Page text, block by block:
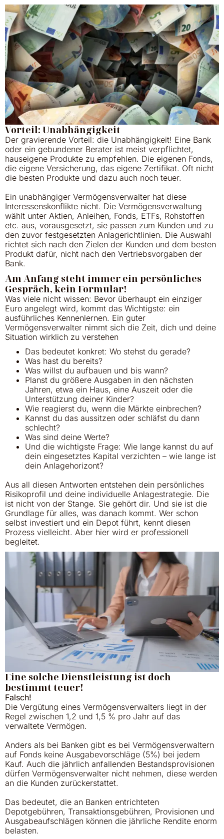
Vorteil: Unabhängigkeit
Der gravierende Vorteil: die Unabhängigkeit! Eine Bank
oder ein gebundener Berater ist meist verpflichtet,
hauseigene Produkte zu empfehlen. Die eigenen Fonds,
die eigene Versicherung, das eigene Zertifikat. Oft nicht
die besten Produkte und dazu auch noch teuer.
Ein unabhängiger Vermögensverwalter hat diese
Interessenskonflikte nicht. Die Vermögensverwaltung
wählt unter Aktien, Anleihen, Fonds, ETFs, Rohstoffen
etc. aus, vorausgesetzt, sie passen zum Kunden und zu
den zuvor festgesetzten Anlagerichtlinien. Die Auswahl
richtet sich nach den Zielen der Kunden und dem besten
Produkt dafür, nicht nach den Vertriebsvorgaben der
Bank.
Am Anfang steht immer ein persönliches
Gespräch, kein Formular!
Was viele nicht wissen: Bevor überhaupt ein einziger
Euro angelegt wird, kommt das Wichtigste: ein
ausführliches Kennenlernen. Ein guter
Vermögensverwalter nimmt sich die Zeit, dich und deine
Situation wirklich zu verstehen
Das bedeutet konkret: Wo stehst du gerade?
Was hast du bereits?
Was willst du aufbauen und bis wann?
Planst du größere Ausgaben in den nächsten
Jahren, etwa ein Haus, eine Auszeit oder die
Unterstützung deiner Kinder?
Wie reagierst du, wenn die Märkte einbrechen?
Kannst du das aussitzen oder schläfst du dann
schlecht?
Was sind deine Werte?
Und die wichtigste Frage: Wie lange kannst du auf
dein eingesetztes Kapital verzichten – wie lange ist
dein Anlagehorizont?
Aus all diesen Antworten entstehen dein persönliches
Risikoprofil und deine individuelle Anlagestrategie. Die
ist nicht von der Stange. Sie gehört dir. Und sie ist die
Grundlage für alles, was danach kommt. Wer schon
selbst investiert und ein Depot führt, kennt diesen
Prozess vielleicht. Aber hier wird er professionell
begleitet.
Eine solche Dienstleistung ist doch
bestimmt teuer!
Falsch!
Die Vergütung eines Vermögensverwalters liegt in der
Regel zwischen 1,2 und 1,5 % pro Jahr auf das
verwaltete Vermögen.
Anders als bei Banken gibt es bei Vermögensverwaltern
auf Fonds keine Ausgabevorschläge (5%) bei jedem
Kauf. Auch die jährlich anfallenden Bestandsprovisionen
dürfen Vermögensverwalter nicht nehmen, diese werden
an die Kunden zurückerstattet.
Das bedeutet, die an Banken entrichteten
Depotgebühren, Transaktionsgebühren, Provisionen und
Ausgabeaufschlägen können die jährliche Rendite enorm
belasten.